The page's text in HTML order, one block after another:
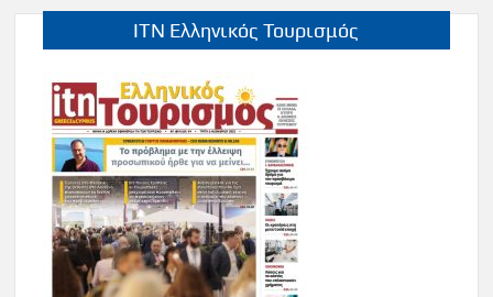
ITN Ελληνικός Τουρισμός